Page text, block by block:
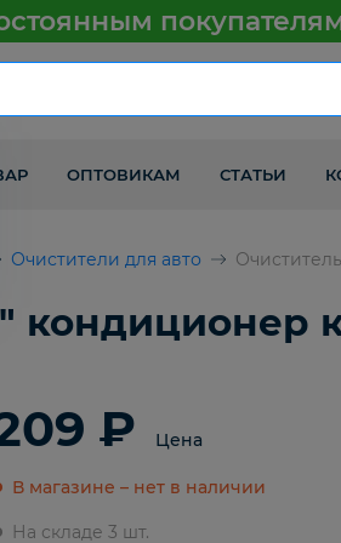
ОПТОВИКАМ СТАТЬИ
Очистители для авто
кондиционер
₽ Цена
В магазине – нет в наличии
На складе 3 шт.